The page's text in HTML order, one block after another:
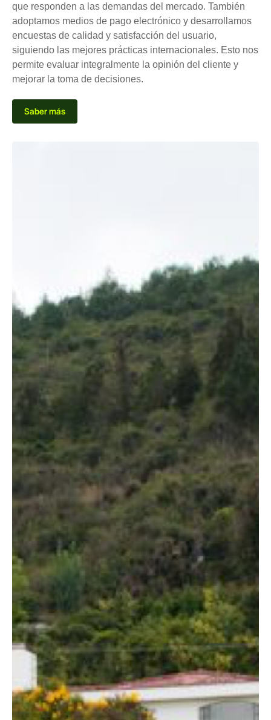
que responden a las demandas del mercado. También
adoptamos medios de pago electrónico y desarrollamos
encuestas de calidad y satisfacción del usuario,
siguiendo las mejores prácticas internacionales. Esto nos
permite evaluar integralmente la opinión del cliente y
mejorar la toma de decisiones.
Saber más